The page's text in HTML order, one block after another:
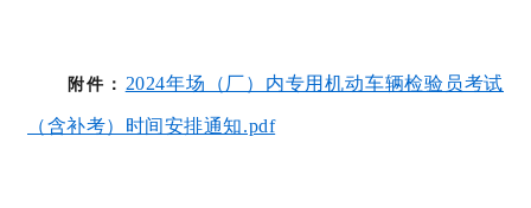
附件： 2024年场（厂）内专用机动车辆检验员考试
（含补考）时间安排通知.pdf